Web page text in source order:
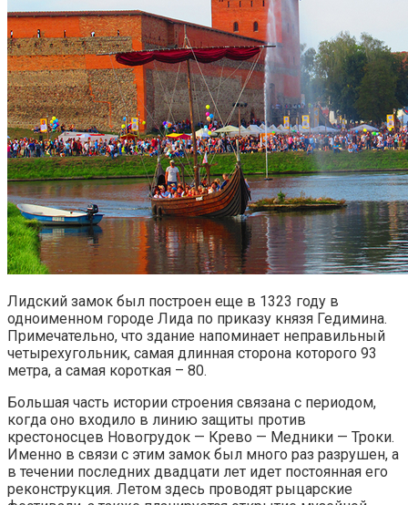
Лидский замок был построен еще в 1323 году в
одноименном городе Лида по приказу князя Гедимина.
Примечательно, что здание напоминает неправильный
четырехугольник, самая длинная сторона которого 93
метра, а самая короткая – 80.
Большая часть истории строения связана с периодом,
когда оно входило в линию защиты против
крестоносцев Новогрудок — Крево — Медники — Троки.
Именно в связи с этим замок был много раз разрушен, а
в течении последних двадцати лет идет постоянная его
реконструкция. Летом здесь проводят рыцарские